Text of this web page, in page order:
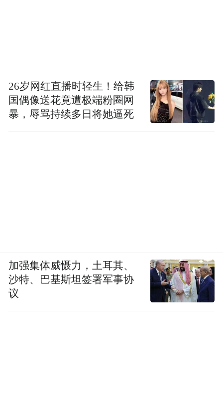
26岁网红直播时轻生！给韩
国偶像送花竟遭极端粉圈网
暴，辱骂持续多日将她逼死
加强集体威慑力，土耳其、
沙特、巴基斯坦签署军事协
议